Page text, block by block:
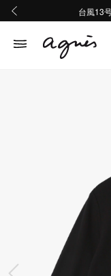
熊本地域
台風13
熊本地域
前の画像